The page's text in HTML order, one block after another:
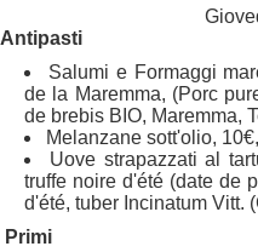
Antipasti
Salumi e Formaggi
de la Maremma, (Porc
de brebis BIO, Maremma,
Melanzane sott'olio,
Uove strapazzati al
truffe noire d'été (date de
d'été, tuber Incinatum Vitt.
Primi